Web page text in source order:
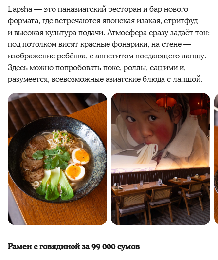
Lapsha — это паназиатский ресторан и бар нового
формата, где встречаются японская изакая, стритфуд
и высокая культура подачи. Атмосфера сразу задаёт тон:
под потолком висят красные фонарики, на стене —
изображение ребёнка, с аппетитом поедающего лапшу.
Здесь можно попробовать поке, роллы, сашими и,
разумеется, всевозможные азиатские блюда с лапшой.
Рамен с говядиной за 99 000 сумов